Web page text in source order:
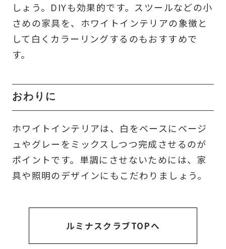
しょう。DIYも効果的です。スツールなどの小
さめの家具を、ホワイトインテリアの象徴と
して白くカラーリングするのもおすすめで
す。
おわりに
ホワイトインテリアは、白をベースにベージ
ュやグレーをミックスしつつ完成させるのが
ポイントです。単調にさせないためには、家
具や照明のデザインにもこだわりましょう。
ルミナスクラブTOPへ